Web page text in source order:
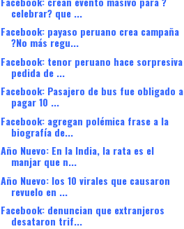
celebrar? que ...
Facebook: payaso peruano crea campaña
?No más regu...
Facebook: tenor peruano hace sorpresiva
pedida de ...
Facebook: Pasajero de bus fue obligado a
pagar 10 ...
Facebook: agregan polémica frase a la
biografía de...
Año Nuevo: En la India, la rata es el
manjar que n...
Año Nuevo: los 10 virales que causaron
revuelo en ...
Facebook: denuncian que extranjeros
desataron trif...